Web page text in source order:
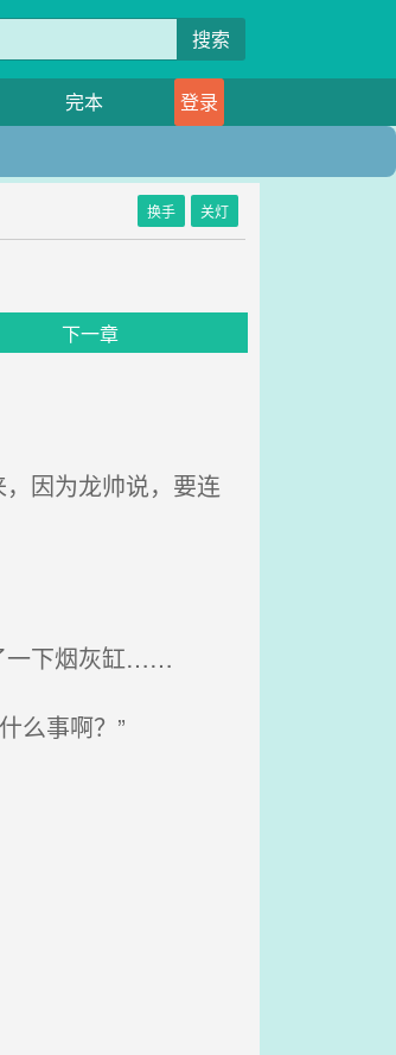
搜索
完本
登录
换手 关灯
下一章
因为龙帅说，要连
一下烟灰缸……
么事啊？”